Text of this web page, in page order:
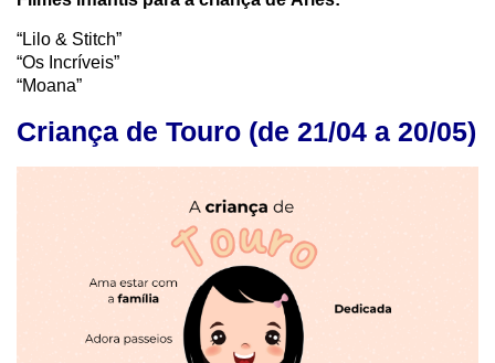
“Lilo & Stitch”
“Os Incríveis”
“Moana”
Criança de Touro (de 21/04 a 20/05)